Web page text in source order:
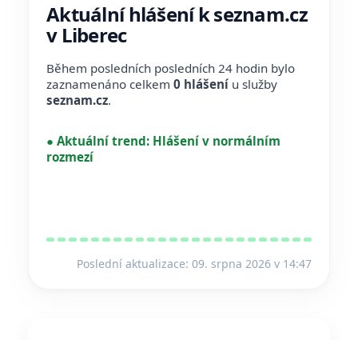
Aktuální hlášení k seznam.cz
v Liberec
Během posledních posledních 24 hodin bylo
zaznamenáno celkem 0 hlášení u služby
seznam.cz.
● Aktuální trend: Hlášení v normálním
rozmezí
Poslední aktualizace: 09. srpna 2026 v 14:47